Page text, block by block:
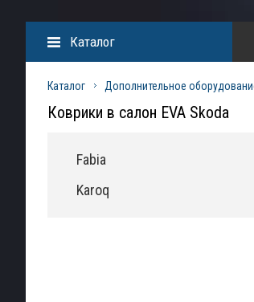
Каталог
Каталог Дополнительное
Коврики в салон EVA Skoda
Fabia
Karoq